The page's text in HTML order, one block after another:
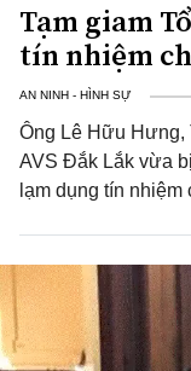
Tạm giam
tín nhiệm
AN NINH - HÌNH SỰ
Ông Lê Hữu Hưng,
AVS Đắk Lắk vừa
lạm dụng tín nhiệm